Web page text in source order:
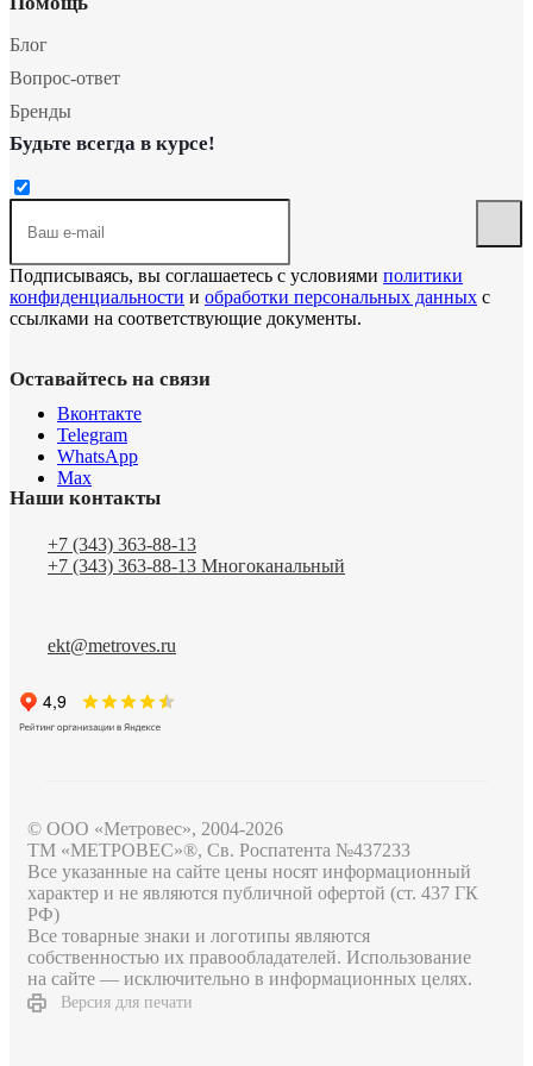
Блог
Вопрос-ответ
Бренды
Будьте всегда в курсе!
Подписываясь, вы соглашаетесь с условиями политики
конфиденциальности и обработки персональных данных с
ссылками на соответствующие документы.
Оставайтесь на связи
Вконтакте
Telegram
WhatsApp
Max
Наши контакты
+7 (343) 363-88-13
+7 (343) 363-88-13 Многоканальный
ekt@metroves.ru
© ООО «Метровес», 2004-2026
ТМ «МЕТРОВЕС»®, Св. Роспатента №4​3​7​2​3​3
Все указанные на сайте цены носят информационный
характер и не являются публичной офертой (ст. 437 ГК
РФ)
Все товарные знаки и логотипы являются
собственностью их правообладателей. Использование
на сайте — исключительно в информационных целях.
Версия для печати